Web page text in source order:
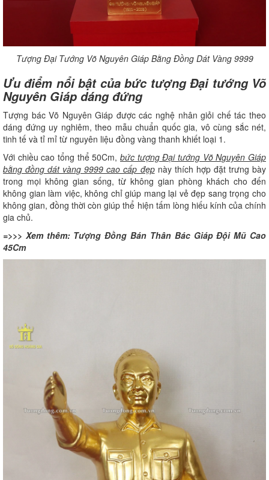
Tượng Đại Tướng Võ Nguyên Giáp Bằng Đồng Dát Vàng 9999
Ưu điểm nổi bật của bức tượng Đại tướng Võ
Nguyên Giáp dáng đứng
Tượng bác Võ Nguyên Giáp được các nghệ nhân giỏi chế tác theo
dáng đứng uy nghiêm, theo mẫu chuẩn quốc gia, vô cùng sắc nét,
tinh tế và tỉ mỉ từ nguyên liệu đồng vàng thanh khiết loại 1.
Với chiều cao tổng thể 50Cm, bức tượng Đại tướng Võ Nguyên Giáp
bằng đồng dát vàng 9999 cao cấp đẹpnày thích hợp đặt trưng bày
trong mọi không gian sống, từ không gian phòng khách cho đến
không gian làm việc, không chỉ giúp mang lại vẻ đẹp sang trọng cho
không gian, đồng thời còn giúp thể hiện tấm lòng hiếu kính của chính
gia chủ.
=>>> Xem thêm: Tượng Đồng Bán Thân Bác Giáp Đội Mũ Cao
45Cm